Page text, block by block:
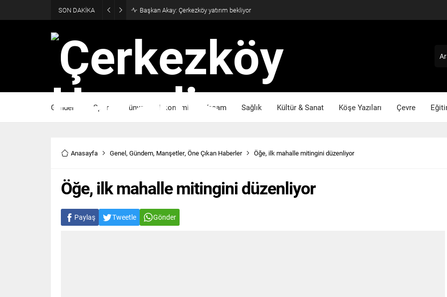
SON DAKİKA Başkan Akay: Çerkezköy yatırım bekliyor
Gündem Spor Dünya Ekonomi Yaşam Sağlık Kültür & Sanat Köşe Yazıları Çevre
Anasayfa Genel, Gündem, Manşetler, Öne Çıkan Haberler Öğe, ilk mahalle mitingini düzenliyor
Öğe, ilk mahalle mitingini düzenliyor
Paylaş Tweetle Gönder